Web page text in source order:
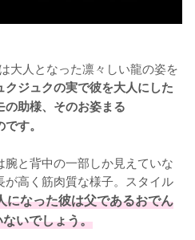
大人となった凛々しい龍の姿を
クジュクの実で彼を大人にした
の助様、そのお姿まる
す。
と背中の一部しか見えていな
高く筋肉質な様子。スタイル
になった彼は父であるおでん
いでしょう。